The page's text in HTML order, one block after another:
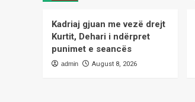
Kadriaj gjuan me vezë drejt
Kurtit, Dehari i ndërpret
punimet e seancës
admin August 8, 2026